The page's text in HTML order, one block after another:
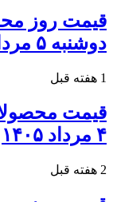
قیمت روز
دوشنبه ۵ مرداد ۱۴۰۵
1 هفته قبل
قیمت
۴ مرداد ۱۴۰۵
2 هفته قبل